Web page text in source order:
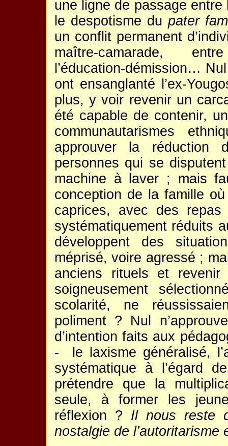
une ligne de passage
le despotisme dupater
un conflit permanent
maître-camarade,
l’éducation-démission…
ont ensanglanté l’ex-
plus, y voir revenir un
été capable de contenir,
communautarismes
approuver la réduction
personnes qui se
machine à laver ; mais
conception de la famille
caprices, avec des
systématiquement réduits
développent des
méprisé, voire agressé ;
anciens rituels et
soigneusement
scolarité, ne
poliment ? Nul
d’intention faits aux
- le laxisme généralisé,
systématique à l’égard
prétendre que la
seule, à former les
réflexion ? Il nous reste
nostalgie de l’autoritarisme